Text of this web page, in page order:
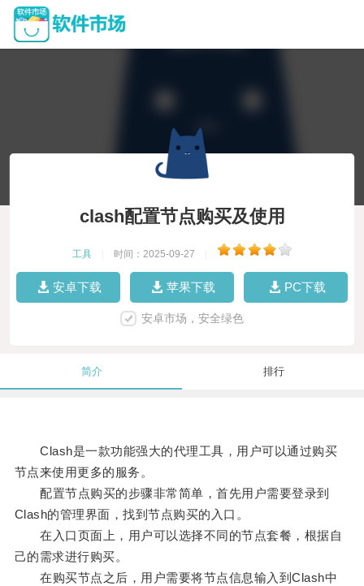
clash配置节点购买及使用
工具 时间：2025-09-27
安卓下载 苹果下载 PC下载
安卓市场，安全绿色
简介 排行
Clash是一款功能强大的代理工具，用户可以通过购买
节点来使用更多的服务。
配置节点购买的步骤非常简单，首先用户需要登录到
Clash的管理界面，找到节点购买的入口。
在入口页面上，用户可以选择不同的节点套餐，根据自
己的需求进行购买。
在购买节点之后，用户需要将节点信息输入到Clash中